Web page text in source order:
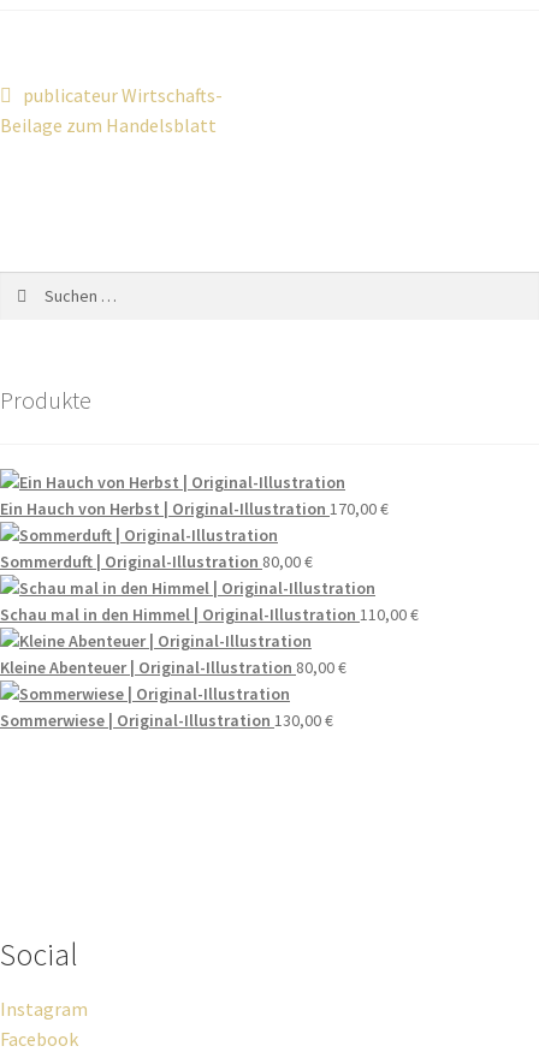
publicateur Wirtschafts-
Beilage zum Handelsblatt
Produkte
Ein Hauch von Herbst | Original-Illustration 170,00€
Sommerduft | Original-Illustration 80,00€
Schau mal in den Himmel | Original-Illustration 110,00€
Kleine Abenteuer | Original-Illustration 80,00€
Sommerwiese | Original-Illustration 130,00€
Social
Instagram
Facebook